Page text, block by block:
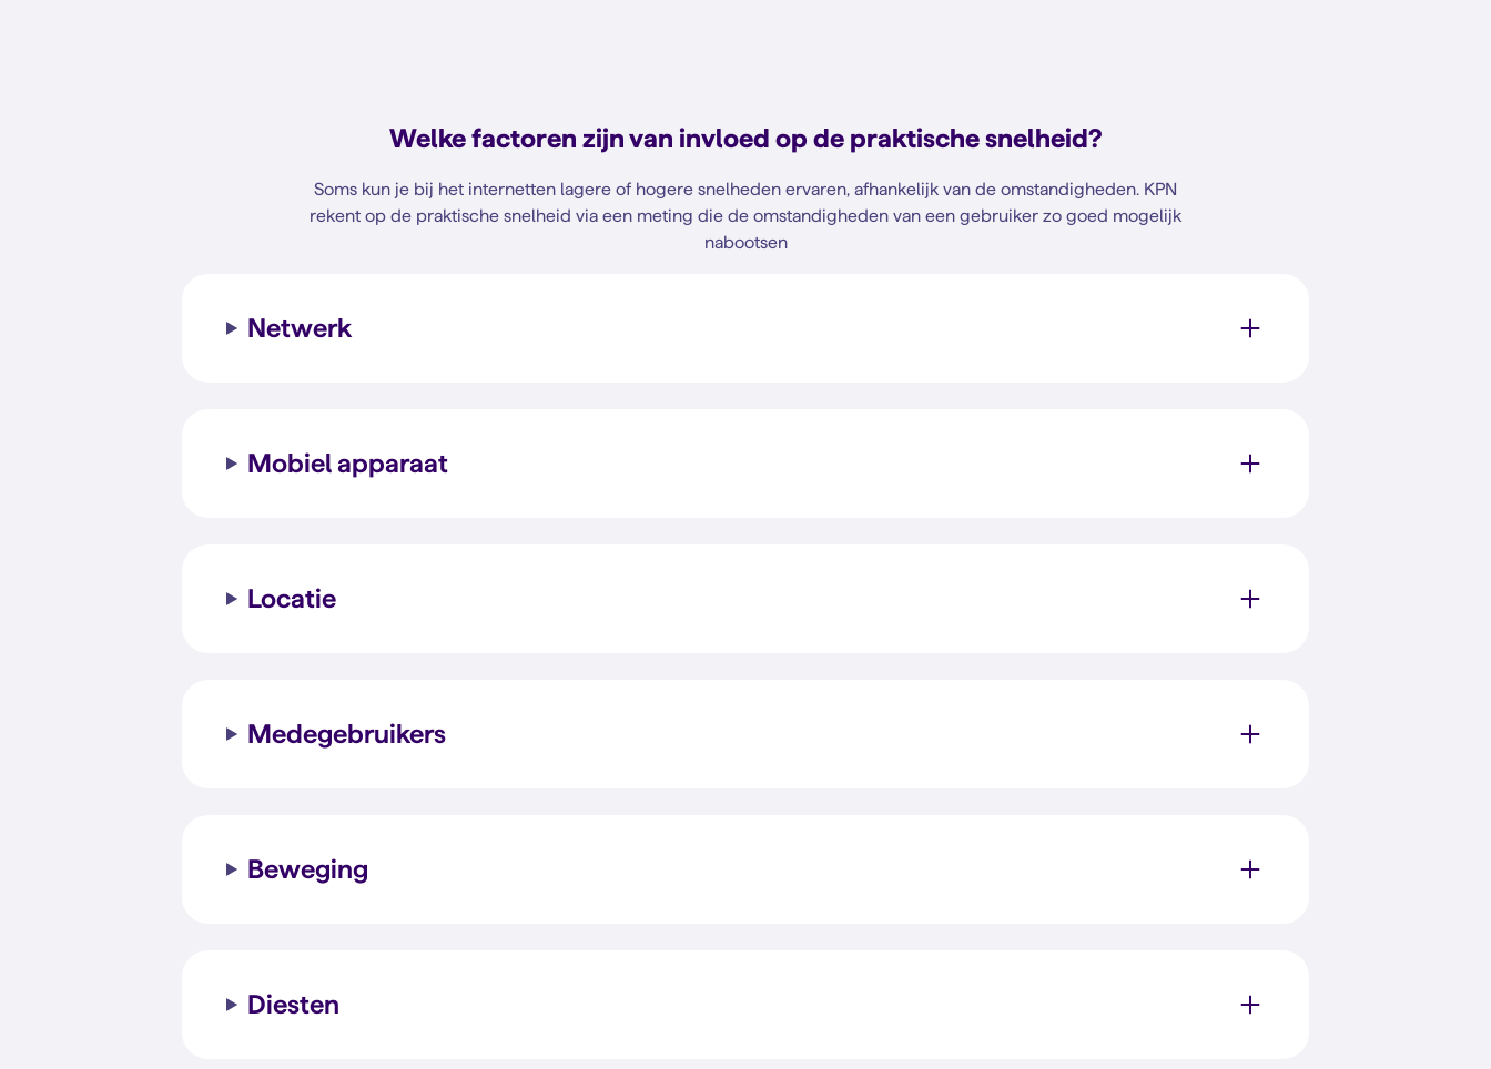
Welke factoren zijn van invloed op de praktische snelheid?
Soms kun je bij het internetten lagere of hogere snelheden ervaren, afhankelijk van de omstandigheden. KPN
rekent op de praktische snelheid via een meting die de omstandigheden van een gebruiker zo goed mogelijk
nabootsen
Netwerk
Mobiel apparaat
Locatie
Medegebruikers
Beweging
Diesten